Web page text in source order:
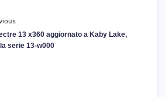
13 x360 aggiornato a Kaby Lake,
serie 13-w000